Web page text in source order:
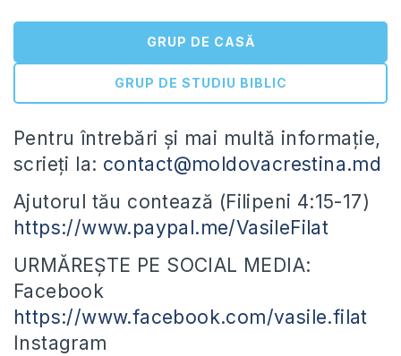
GRUP DE CASĂ
GRUP DE STUDIU BIBLIC
Pentru întrebări și mai multă informație,
scrieți la: contact@moldovacrestina.md
Ajutorul tău contează (Filipeni 4:15-17)
https://www.paypal.me/VasileFilat
URMĂREȘTE PE SOCIAL MEDIA:
Facebook
https://www.facebook.com/vasile.filat
Instagram